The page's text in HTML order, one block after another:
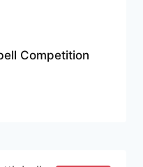
Competition